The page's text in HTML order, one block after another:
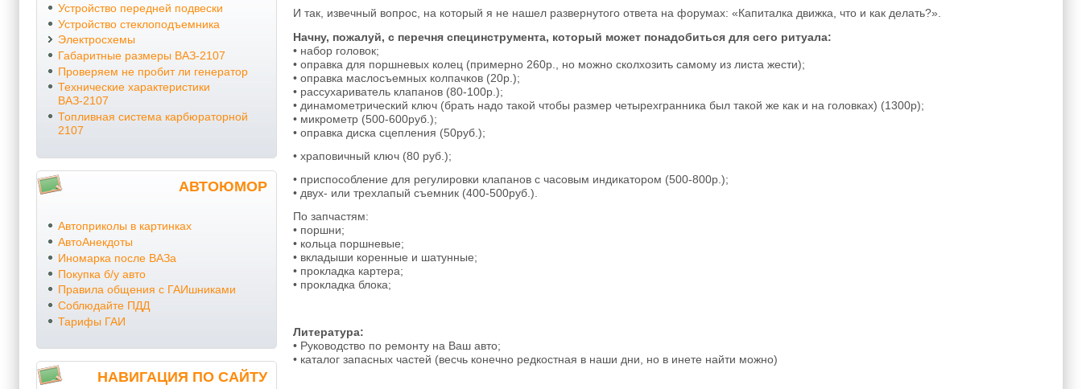
Устройство передней подвески
Устройство стеклоподъемника
Электросхемы
Габаритные размеры ВАЗ-2107
Проверяем не пробит ли генератор
Технические характеристики
ВАЗ-2107
Топливная система карбюраторной
2107
АВТОЮМОР
Автоприколы в картинках
АвтоАнекдоты
Иномарка после ВАЗа
Покупка б/у авто
Правила общения с ГАИшниками
Соблюдайте ПДД
Тарифы ГАИ
НАВИГАЦИЯ ПО САЙТУ
И так, извечный вопрос, на который я не нашел развернутого ответа на форумах: «Капиталка движка, что и как делать?».
Начну, пожалуй, с перечня специнструмента, который может понадобиться для сего ритуала:
• набор головок;
• оправка для поршневых колец (примерно 260р., но можно сколхозить самому из листа жести);
• оправка маслосъемных колпачков (20р.);
• рассухариватель клапанов (80-100р.);
• динамометрический ключ (брать надо такой чтобы размер четырехгранника был такой же как и на головках) (1300р);
• микрометр (500-600руб.);
• оправка диска сцепления (50руб.);
• храповичный ключ (80 руб.);
• приспособление для регулировки клапанов с часовым индикатором (500-800р.);
• двух- или трехлапый съемник (400-500руб.).
По запчастям:
• поршни;
• кольца поршневые;
• вкладыши коренные и шатунные;
• прокладка картера;
• прокладка блока;
Литература:
• Руководство по ремонту на Ваш авто;
• каталог запасных частей (весчь конечно редкостная в наши дни, но в инете найти можно)